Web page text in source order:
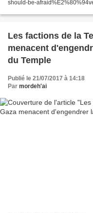
should-be-
Les factions de la
menacent
du Temple
Publié le 21/07/2017 à 14:18
Par mordeh'ai